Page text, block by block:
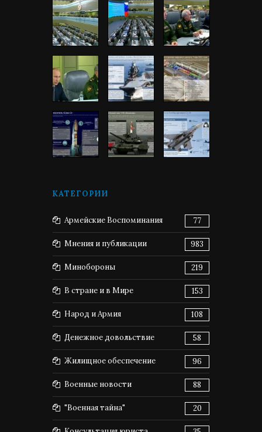
КАТЕГОРИИ
Армейские Воспоминания 77
Мнения и публикации 983
Минобороны 219
В стране и в Мире 153
Народ и Армия 108
Денежное довольствие 58
Жилищное обеспечение 96
Военные новости 88
"Военная тайна" 20